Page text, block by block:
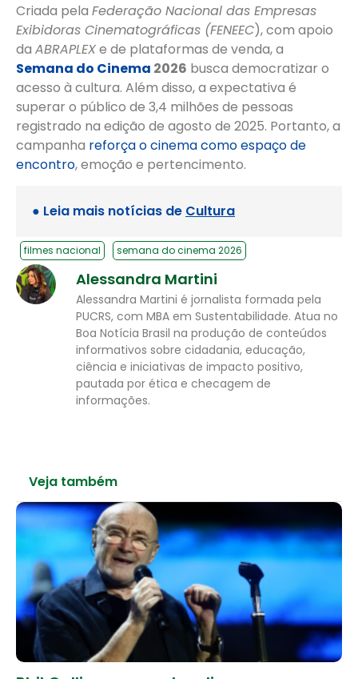
Criada pela Federação Nacional das Empresas
Exibidoras Cinematográficas (FENEEC), com apoio
da ABRAPLEXe de plataformas de venda, a
Semana do Cinema 2026 busca democratizar o
acesso à cultura. Além disso, a expectativa é
superar o público de 3,4 milhões de pessoas
registrado na edição de agosto de 2025. Portanto, a
campanha reforça o cinema como espaço de
encontro, emoção e pertencimento.
● Leia mais notícias de Cultura
filmes nacional semana do cinema 2026
Alessandra Martini
Alessandra Martini é jornalista formada pela
PUCRS, com MBA em Sustentabilidade. Atua no
Boa Notícia Brasil na produção de conteúdos
informativos sobre cidadania, educação,
ciência e iniciativas de impacto positivo,
pautada por ética e checagem de
informações.
Veja também